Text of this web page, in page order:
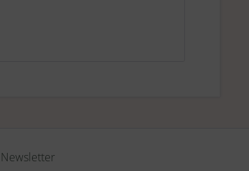
Newsletter